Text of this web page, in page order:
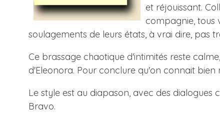
et réjouissant.
compagnie, tous
soulagements de leurs états, à vrai dire, pas
Ce brassage chaotique d'intimités reste
d'Eleonora. Pour conclure qu'on connait bien
Le style est au diapason, avec des
Bravo.